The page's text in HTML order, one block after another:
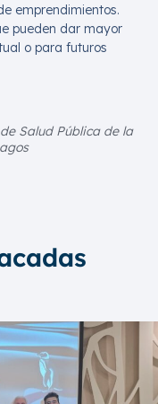
emprendimientos.
pueden dar mayor
o para futuros
Salud Pública de la